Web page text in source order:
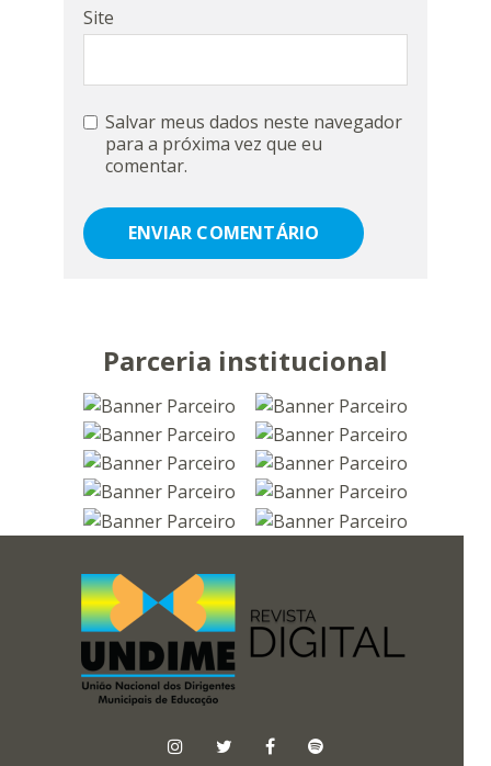
Site
Salvar meus dados neste navegador
para a próxima vez que eu
comentar.
Parceria institucional